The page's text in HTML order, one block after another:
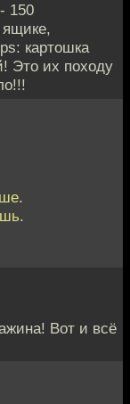
150
картошка
Это их походу
Вот и всё